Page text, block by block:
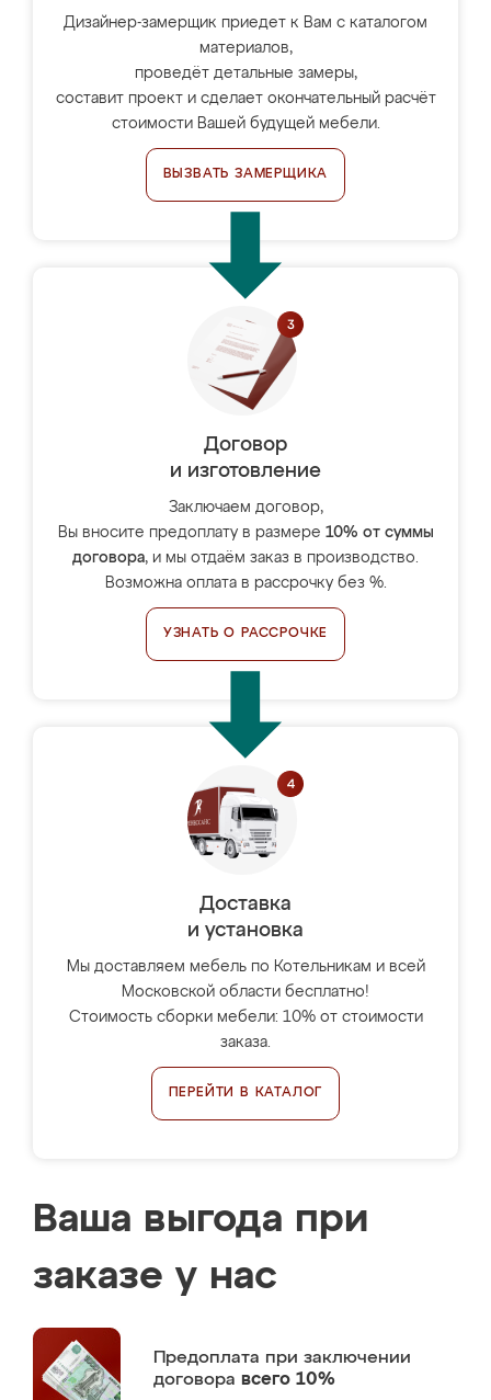
Дизайнер-замерщик приедет к Вам с каталогом
материалов,
проведёт детальные замеры,
составит проект и сделает окончательный расчёт
стоимости Вашей будущей мебели.
ВЫЗВАТЬ ЗАМЕРЩИКА
Договор
и изготовление
Заключаем договор,
Вы вносите предоплату в размере 10% от суммы
договора, и мы отдаём заказ в производство.
Возможна оплата в рассрочку без %.
УЗНАТЬ О РАССРОЧКЕ
Доставка
и установка
Мы доставляем мебель по Котельникам и всей
Московской области бесплатно!
Стоимость сборки мебели: 10% от стоимости
заказа.
ПЕРЕЙТИ В КАТАЛОГ
Ваша выгода при
заказе у нас
Предоплата при заключении
договора всего 10%